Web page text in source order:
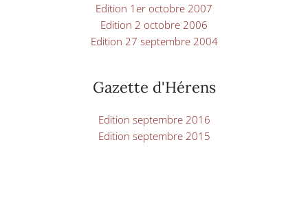
Edition 1er octobre 2007
Edition 2 octobre 2006
Edition 27 septembre 2004
Gazette d'Hérens
Edition septembre 2016
Edition septembre 2015